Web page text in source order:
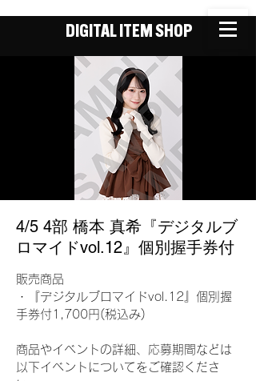
DIGITAL ITEM SHOP
4/5 4部 橋本 真希『デジタルブ
ロマイドvol.12』個別握手券付
販売商品
・『デジタルブロマイドvol.12』個別握
手券付1,700円(税込み)
商品やイベントの詳細、応募期間などは
以下イベントについてをご確認くださ